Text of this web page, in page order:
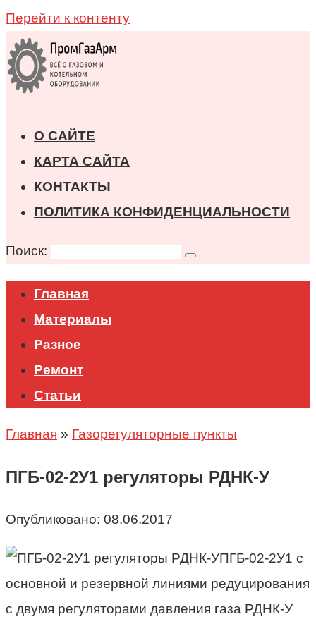
Перейти к контенту
О САЙТЕ
КАРТА САЙТА
КОНТАКТЫ
ПОЛИТИКА КОНФИДЕНЦИАЛЬНОСТИ
Поиск:
Главная
Материалы
Разное
Ремонт
Статьи
Главная » Газорегуляторные пункты
ПГБ-02-2У1 регуляторы РДНК-У
Опубликовано: 08.06.2017
ПГБ-02-2У1 с
основной и резервной линиями редуцирования
с двумя регуляторами давления газа РДНК-У